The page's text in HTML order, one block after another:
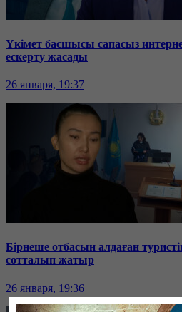
Үкімет басшысы сапасыз
ескерту жасады
26 января, 19:37
Бірнеше отбасын алдаған
сотталып жатыр
26 января, 19:36